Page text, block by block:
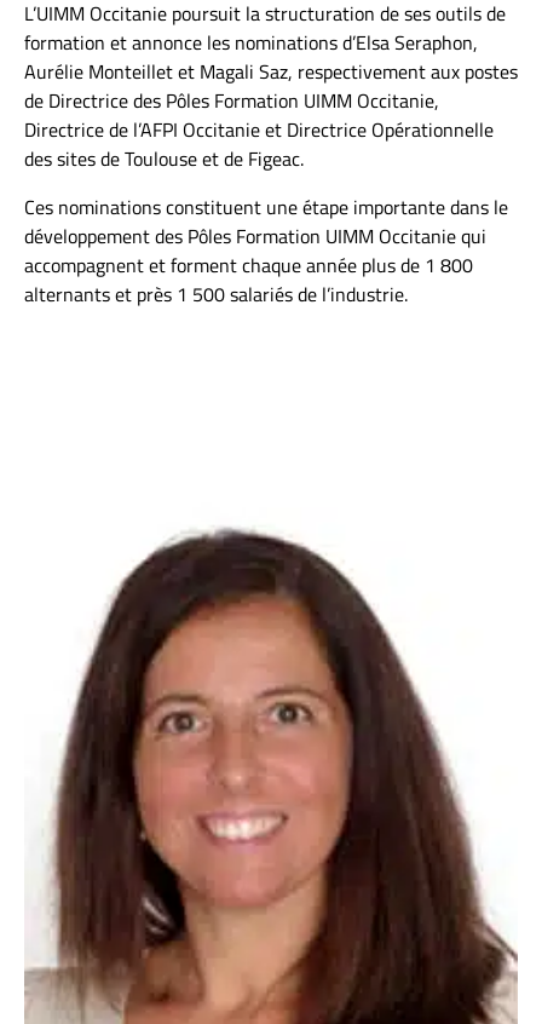
L’UIMM Occitanie poursuit la structuration de ses outils de
formation et annonce les nominations d’Elsa Seraphon,
Aurélie Monteillet et Magali Saz, respectivement aux postes
de Directrice des Pôles Formation UIMM Occitanie,
Directrice de l’AFPI Occitanie et Directrice Opérationnelle
des sites de Toulouse et de Figeac.
Ces nominations constituent une étape importante dans le
développement des Pôles Formation UIMM Occitanie qui
accompagnent et forment chaque année plus de 1 800
alternants et près 1 500 salariés de l’industrie.
Elsa SERAPHON
Anciennement Directrice du Pôle Formation UIMM
Languedoc-Roussillon, Elsa Seraphon est nommée
Directrice des Pôles Formation UIMM Occitanie.
Âgée de 46 ans et diplômée d’un Bac + 5 en Management et
Gestion à la Montpellier Business School, cette dernière a
rejoint le réseau de l’UIMM Occitanie en 2019.